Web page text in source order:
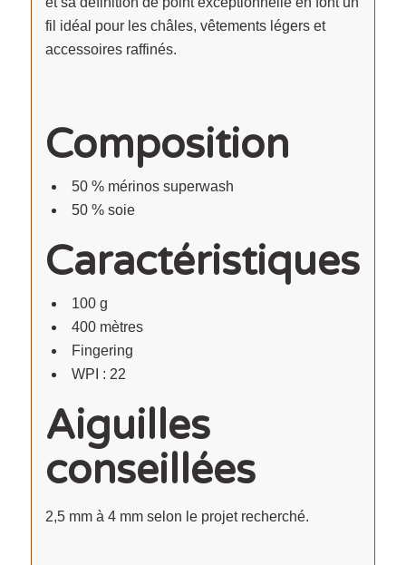
fil idéal pour les châles, vêtements légers et
accessoires raffinés.
Composition
50 % mérinos superwash
50 % soie
Caractéristiques
100 g
400 mètres
Fingering
WPI : 22
Aiguilles
conseillées
2,5 mm à 4 mm selon le projet recherché.